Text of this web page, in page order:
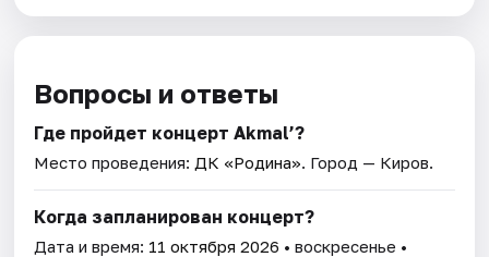
Вопросы и ответы
Где пройдет концерт Akmal’?
Место проведения: ДК «Родина». Город — Киров.
Когда запланирован концерт?
Дата и время: 11 октября 2026 • воскресенье •